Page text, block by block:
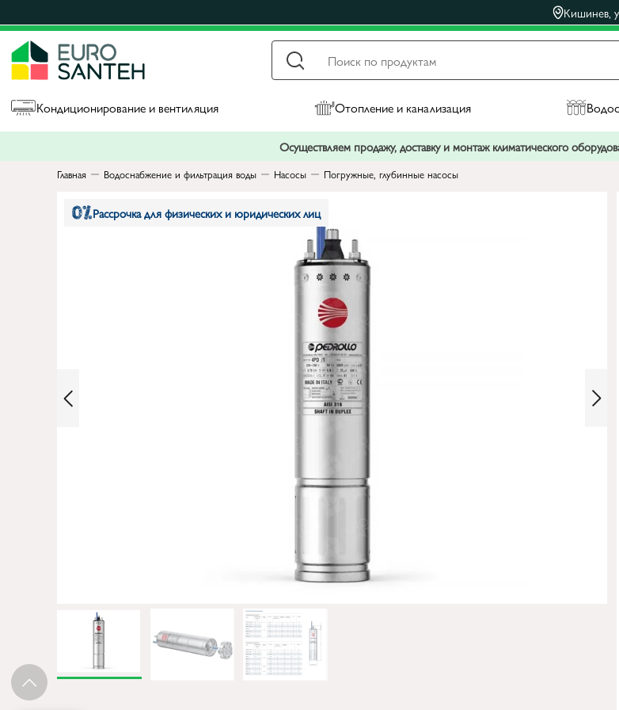
Кишинев,
Кондиционирование и вентиляция Отопление и канализация
Осуществляем продажу, доставку и монтаж климатического
Главная Водоснабжение и фильтрация воды Насосы Погружные, глубинные насосы
Рассрочка для физических и юридических лиц